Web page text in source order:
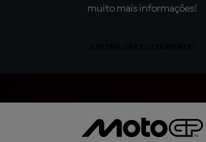
muito mais informações!